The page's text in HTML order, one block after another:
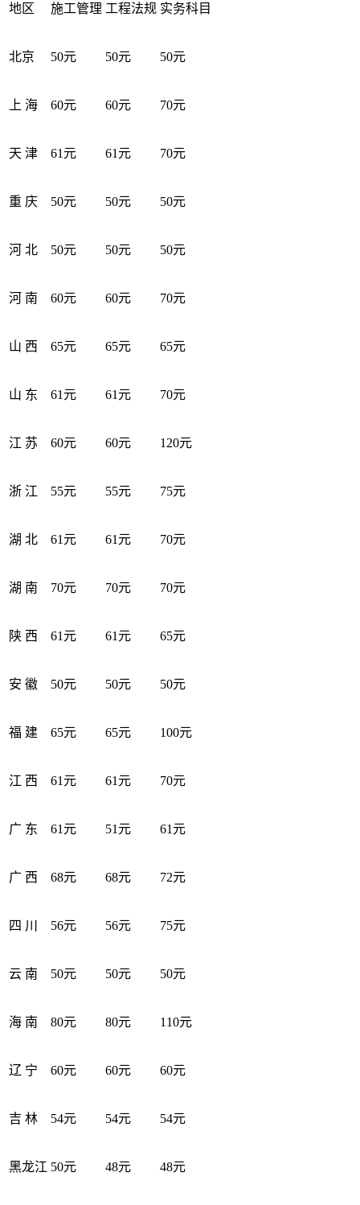
地区 施工管理 工程法规 实务科目
北京 50元 50元 50元
上 海 60元 60元 70元
天 津 61元 61元 70元
重 庆 50元 50元 50元
河 北 50元 50元 50元
河 南 60元 60元 70元
山 西 65元 65元 65元
山 东 61元 61元 70元
江 苏 60元 60元 120元
浙 江 55元 55元 75元
湖 北 61元 61元 70元
湖 南 70元 70元 70元
陕 西 61元 61元 65元
安 徽 50元 50元 50元
福 建 65元 65元 100元
江 西 61元 61元 70元
广 东 61元 51元 61元
广 西 68元 68元 72元
四 川 56元 56元 75元
云 南 50元 50元 50元
海 南 80元 80元 110元
辽 宁 60元 60元 60元
吉 林 54元 54元 54元
黑龙江 50元 48元 48元